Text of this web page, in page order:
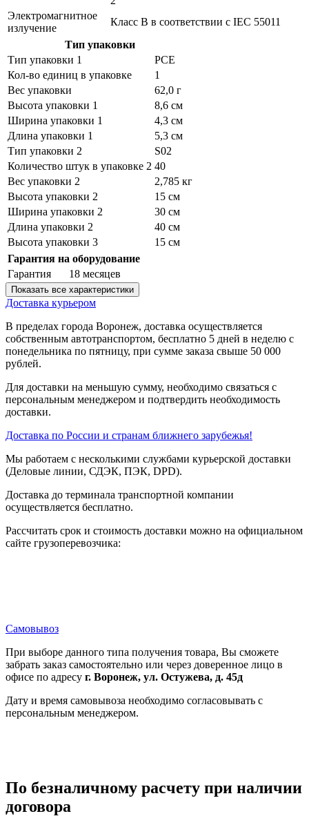
Электромагнитное
излучение
Класс B в соответствии с IEC 55011
Тип упаковки
Тип упаковки 1
PCE
Кол-во единиц в упаковке
1
Вес упаковки
62,0 г
Высота упаковки 1
8,6 см
Ширина упаковки 1
4,3 см
Длина упаковки 1
5,3 см
Тип упаковки 2
S02
Количество штук в упаковке 2 40
Вес упаковки 2
2,785 кг
Высота упаковки 2
15 см
Ширина упаковки 2
30 см
Длина упаковки 2
40 см
Высота упаковки 3
15 см
Гарантия на оборудование
Гарантия
18 месяцев
Показать все характеристики
Доставка курьером
В пределах города Воронеж, доставка осуществляется
собственным автотранспортом, бесплатно 5 дней в неделю с
понедельника по пятницу, при сумме заказа свыше 50 000
рублей.
Для доставки на меньшую сумму, необходимо связаться с
персональным менеджером и подтвердить необходимость
доставки.
Доставка по России и странам ближнего зарубежья!
Мы работаем с несколькими службами курьерской доставки
(Деловые линии, СДЭК, ПЭК, DPD).
Доставка до терминала транспортной компании
осуществляется бесплатно.
Рассчитать срок и стоимость доставки можно на официальном
сайте грузоперевозчика:
Самовывоз
При выборе данного типа получения товара, Вы сможете
забрать заказ самостоятельно или через доверенное лицо в
офисе по адресу г. Воронеж, ул. Остужева, д. 45д
Дату и время самовывоза необходимо согласовывать с
персональным менеджером.
По безналичному расчету при наличии
договора